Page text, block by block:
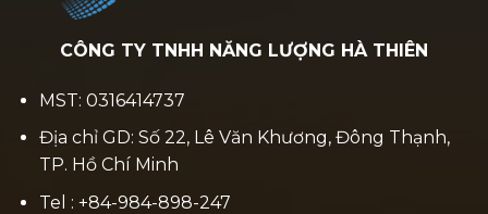
CÔNG TY TNHH NĂNG LƯỢNG HÀ THIÊN
MST: 0316414737
Địa chỉ GD: Số 22, Lê Văn Khương, Đông Thạnh,
TP. Hồ Chí Minh
Tel : +84-984-898-247